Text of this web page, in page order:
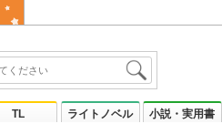
TL ライトノベル 小説・実用書